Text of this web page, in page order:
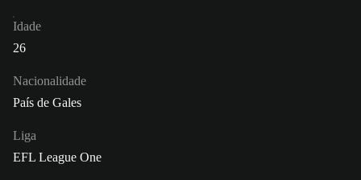
Idade
26
Nacionalidade
País de Gales
Liga
EFL League One